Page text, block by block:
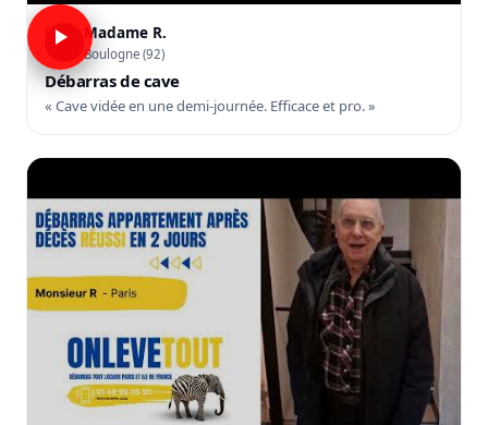
Madame R.
Boulogne (92)
Débarras de cave
« Cave vidée en une demi-journée. Efficace et pro. »